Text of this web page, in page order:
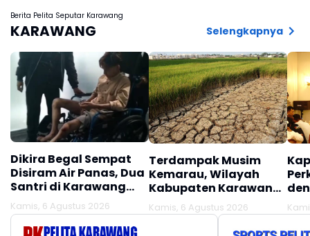
Pelayanan Rawat
Jalan Lewat Aplikasi
Mobile JKN
Berita Pelita Seputar Karawang
KARAWANG Selengkapnya
Dikira Begal Sempat
Disiram Air Panas, Dua
Santri di Karawang
Terluka Akibat Aksi
Oknum Linmas
Kamis, 6 Agustus 2026
Terdampak Musim
Kemarau, Wilayah
Kabupaten Karawang
Kekeringan Makin
Meluas
Kamis, 6 Agustus 2026